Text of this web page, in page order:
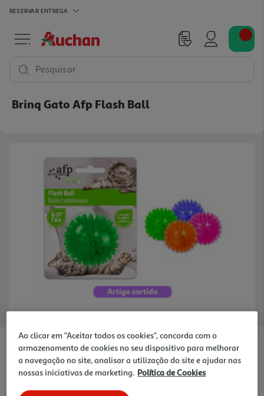
RESERVAR ENTREGA
Pesquisar
Brinq Gato Afp Flash Ball
Faça a sua avaliação
Ref. / EAN:847922020873
Ao clicar em "Aceitar todos os cookies", concorda com o
armazenamento de cookies no seu dispositivo para melhorar
a navegação no site, analisar a utilização do site e ajudar nas
nossas iniciativas de marketing. Política de Cookies